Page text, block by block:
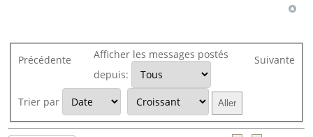
Précédente Suivante
Afficher les messages postés
depuis:
Trier par